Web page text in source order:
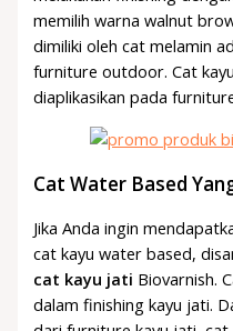
memilih warna walnut
dimiliki oleh cat melamin
furniture outdoor. Cat
diaplikasikan pada
Cat Water Based
Jika Anda ingin
cat kayu water based,
cat kayu jati Biovarnish.
dalam finishing kayu jati.